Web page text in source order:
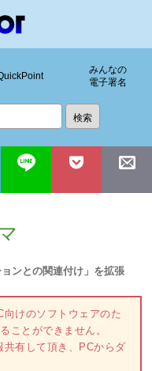
みんなの
電子署名
ンとの関連付け」を拡張
けのソフトウェアのた
ことができません。
有して頂き、PCからダ